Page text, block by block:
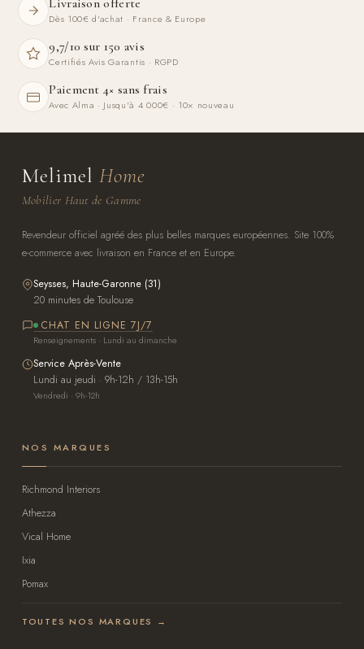
Livraison offerte
Dès 100€ d'achat · France & Europe
9,7/10 sur 150 avis
Certifiés Avis Garantis · RGPD
Paiement 4× sans frais
Avec Alma · Jusqu'à 4 000€ · 10× nouveau
Melimel Home
Mobilier Haut de Gamme
Revendeur officiel agréé des plus belles marques européennes. Site 100%
e-commerce avec livraison en France et en Europe.
Seysses, Haute-Garonne (31)
20 minutes de Toulouse
CHAT EN LIGNE 7J/7
Renseignements · Lundi au dimanche
Service Après-Vente
Lundi au jeudi · 9h-12h / 13h-15h
Vendredi · 9h-12h
NOS MARQUES
Richmond Interiors
Athezza
Vical Home
Ixia
Pomax
TOUTES NOS MARQUES →